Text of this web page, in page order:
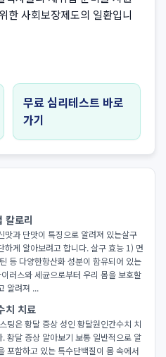
한 사회보장제도의 일환입니
무료 심리테스트 바로
가기
칼로리
맛과 단맛이 특징으로 알려져 있는살구
게 알아보려고 합니다. 살구 효능 1) 면
등 다양한항산화 성분이 함유되어 있는
러스와 세균으로부터 우리 몸을 보호할
알려져 ...
치 치료
팅은 황달 증상 성인 황달원인간수치 치
황달 증상 알아보기 보통 일반적으로 알
포함하고 있는 특수단백질이 몸 속에서